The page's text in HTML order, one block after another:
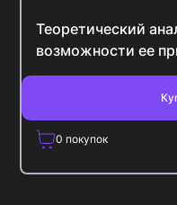
Теоретический
возможности ее
0 покупок